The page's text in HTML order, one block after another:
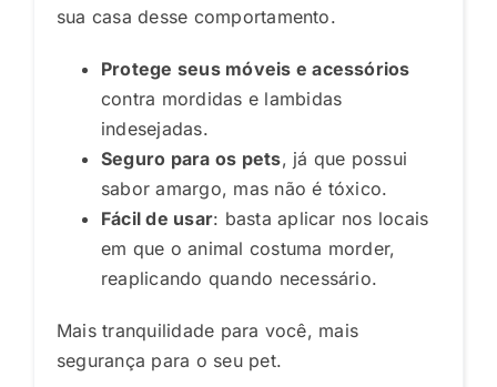
sua casa desse comportamento.
Protege seus móveis e acessórios
contra mordidas e lambidas
indesejadas.
Seguro para os pets, já que possui
sabor amargo, mas não é tóxico.
Fácil de usar: basta aplicar nos locais
em que o animal costuma morder,
reaplicando quando necessário.
Mais tranquilidade para você, mais
segurança para o seu pet.